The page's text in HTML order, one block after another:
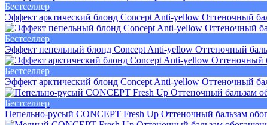
Бестселлер
Эффект арктический блонд Concept Anti-yellow Оттеночный
Бестселлер
Эффект пепельный блонд Concept Anti-yellow Оттеночный
Бестселлер
Эффект арктический блонд Concept Anti-yellow Оттеночный
Бестселлер
Пепельно-русый CONCEPT Fresh Up Оттеночный бальзам